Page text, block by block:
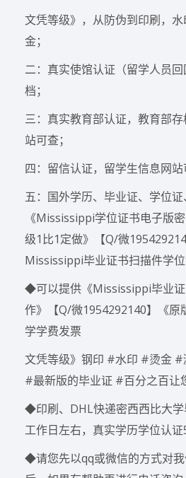
文凭等级》，从防伪到印刷，
金；
二：真实使馆认证（留学人员
档；
三：真实教育部认证，教育部
站可查；
四：留信认证，留学生信息网站
五：国外学历、毕业证、学位
《Mississippi学位证书电子版
级1比1定做》【Q/微
Mississippi毕业证书扫描件学位
◆可以提供《Mississippi毕业
作》【Q/微1954292140】《原
学学费发票
文凭等级》钢印 #水印 #烫金
#最新版的毕业证 #百分之百让
◆印刷、DHL快递密西西比大
工作日左右，真实学历学位认
◆请您先以qq或微信的方式对